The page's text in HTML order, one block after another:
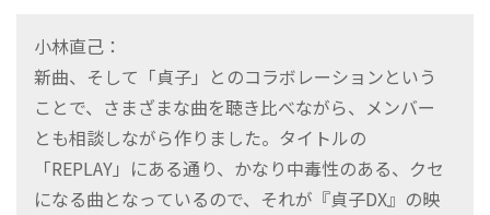
小林直己：
新曲、そして「貞子」とのコラボレーションという
ことで、さまざまな曲を聴き比べながら、メンバー
とも相談しながら作りました。タイトルの
「REPLAY」にある通り、かなり中毒性のある、クセ
になる曲となっているので、それが『貞子DX』の映